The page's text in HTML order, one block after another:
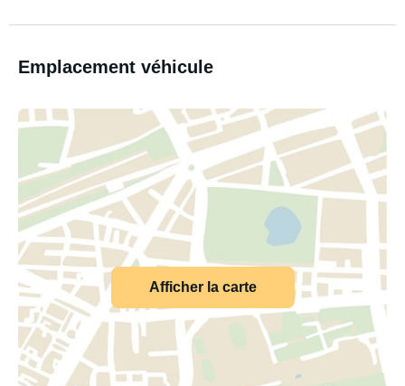
Emplacement véhicule
Afficher la carte